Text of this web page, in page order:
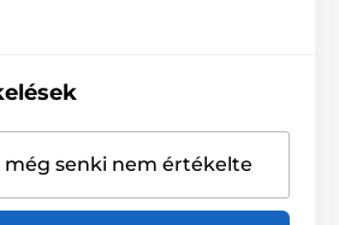
senki nem értékelte